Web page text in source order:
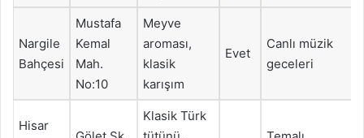
Nargile
Bahçesi
Mustafa
Kemal
Mah.
No:10
Meyve
aroması,
klasik
karışım
Evet
Canlı müzik
geceleri
Hisar
Klasik Türk